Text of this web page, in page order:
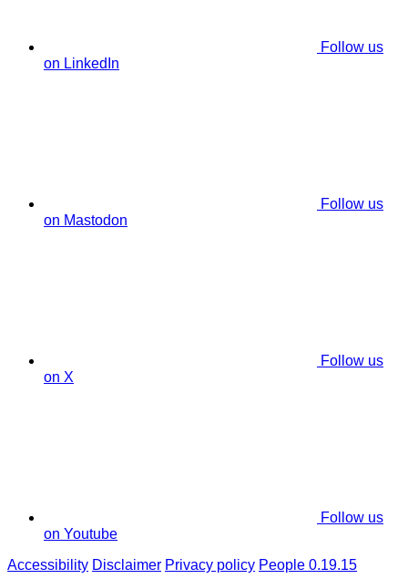
Follow us
on LinkedIn
Follow us
on Mastodon
Follow us
on X
Follow us
on Youtube
Accessibility Disclaimer Privacy policy People 0.19.15